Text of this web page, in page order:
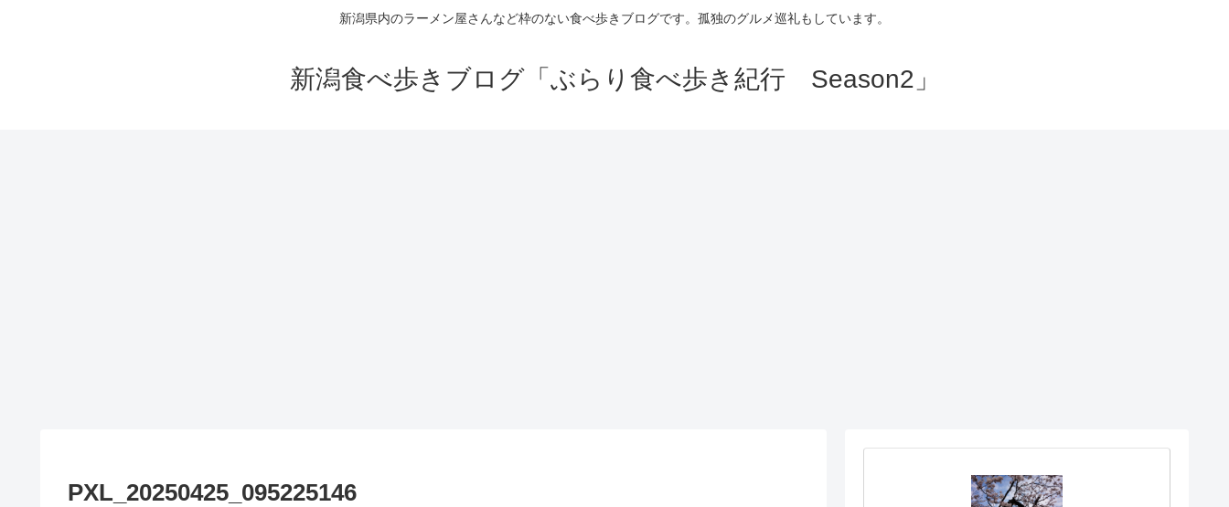
新潟県内のラーメン屋さんなど枠のない食べ歩きブログです。孤独のグルメ巡礼もしています。
新潟食べ歩きブログ「ぶらり食べ歩き紀行 Season2」
PXL_20250425_095225146